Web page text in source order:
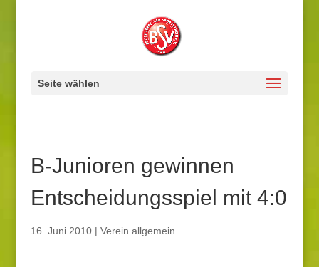
Seite wählen
B-Junioren gewinnen
Entscheidungsspiel mit 4:0
16. Juni 2010| Verein allgemein